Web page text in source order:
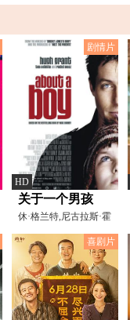
剧情片
HD
关于一个男孩
休·格兰特,尼古拉斯·霍
尔特,托妮·科莱特
喜剧片